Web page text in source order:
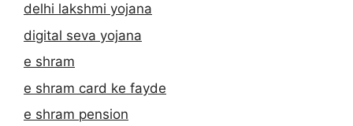
delhi lakshmi yojana
digital seva yojana
e shram
e shram card ke fayde
e shram pension